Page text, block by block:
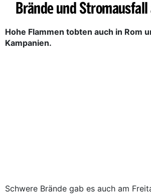
Brände und
Hohe Flammen tobten auch in Rom
Kampanien.
Schwere Brände gab es auch am